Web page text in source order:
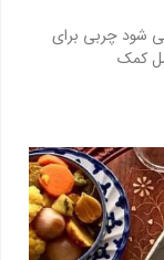
شود چربی برای
کمک